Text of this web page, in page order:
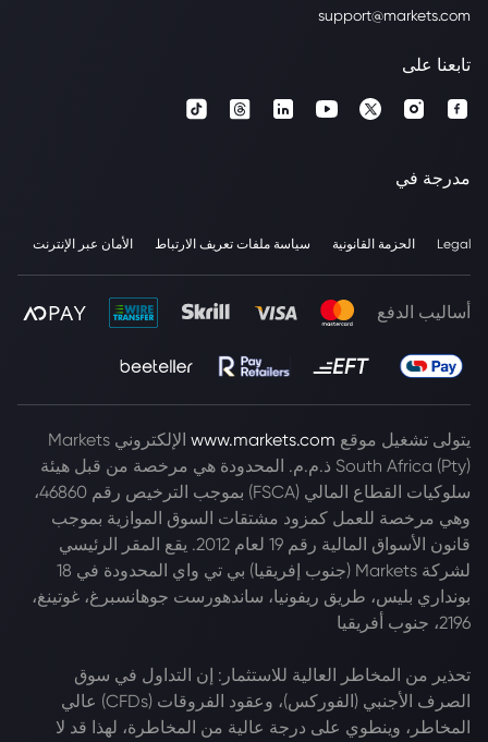
support@markets.com
تابعنا على
مدرجة في
Legal الحزمة القانونية سياسة ملفات تعريف الارتباط الأمان عبر الإنترنت
أساليب الدفع
يتولى تشغيل موقع www.markets.com
الإلكتروني Markets
South Africa (Pty) ذ.م.م. المحدودة هي مرخصة من قبل هيئة
سلوكيات القطاع المالي (FSCA) بموجب الترخيص رقم 46860،
وهي مرخصة للعمل كمزود مشتقات السوق الموازية بموجب
قانون الأسواق المالية رقم 19 لعام 2012. يقع المقر الرئيسي
لشركة Markets (جنوب إفريقيا) بي تي واي المحدودة في 18
بونداري بليس، طريق ريفونيا، ساندهورست جوهانسبرغ، غوتينغ،
2196، جنوب أفريقيا
تحذير من المخاطر العالية للاستثمار: إن التداول في سوق
الصرف الأجنبي (الفوركس)، وعقود الفروقات (CFDs) عالي
المخاطر، وينطوي على درجة عالية من المخاطرة، لهذا قد لا